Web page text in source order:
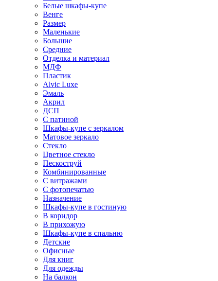
Белые шкафы-купе
Венге
Размер
Маленькие
Большие
Средние
Отделка и материал
МДФ
Пластик
Alvic Luxe
Эмаль
Акрил
ДСП
С патиной
Шкафы-купе с зеркалом
Матовое зеркало
Стекло
Цветное стекло
Пескоструй
Комбинированные
С витражами
С фотопечатью
Назначение
Шкафы-купе в гостиную
В коридор
В прихожую
Шкафы-купе в спальню
Детские
Офисные
Для книг
Для одежды
На балкон